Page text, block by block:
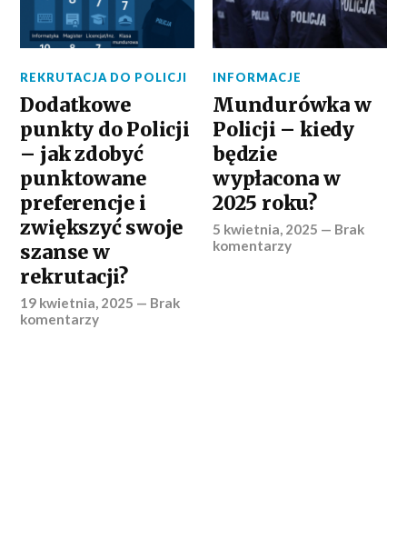
REKRUTACJA DO POLICJI
Dodatkowe
punkty do Policji
– jak zdobyć
punktowane
preferencje i
zwiększyć swoje
szanse w
rekrutacji?
19 kwietnia, 2025 — Brak
komentarzy
INFORMACJE
Mundurówka w
Policji – kiedy
będzie
wypłacona w
2025 roku?
5 kwietnia, 2025 — Brak
komentarzy